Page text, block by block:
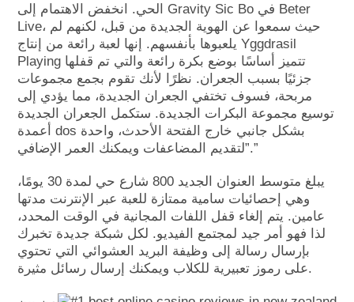
الحي. انخفض الاهتمام إلى Gravity Sic Bo في Beter
Live، حيث سمعوا عن الهوية الجديدة من قبل، لكنهم لم
يلعبوها بأنفسهم. إنها لعبة رائعة من إنتاج Yggdrasil
Playing تتميز أساسًا بوضع بكرة رائعة والتي تم قفلها
جزئيًا بسبب الجعران. نظرًا لأنك تقوم بجمع مجموعات
مربحة، فسوف تختفي الجعران الجديدة، مما يؤدي إلى
توسيع مجموعة البكرات الجديدة. ستكمل الجعران الجديدة
أعمدة dos بشكل جانبي خارج الفتحة الأحدث، واحدة
لتقديم المضاعفات ويمكنك العمر الإضافي”.”
يبلغ متوسط ​​العنوان الجديد 800 شارع حي لمدة 30 يومًا،
وهي إحصائيات سامية ممتازة للعبة عبر الإنترنت مدتها
عامين. يتم إلغاء قفل اللفات المجانية في الوقت المحدد،
لذا فهو أمر جيد لمجتمع الفيديو. لكل شبكة جديدة تخبرك
بإرسال رسالة إلى وظيفة البريد العشوائي التي تحتوي
على رموز تعبيرية للكلاب ويمكنك إرسال رسائل مثيرة.